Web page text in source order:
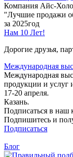
Компания Айс-
"Лучшие продажи
за 2025год
Нам 10 Лет!
Дорогие друзья,
Международная
Международная
продукции и
17-20 апреля.
Казань.
Подписаться в наш
Подпишитесь и
Подписаться
Блог